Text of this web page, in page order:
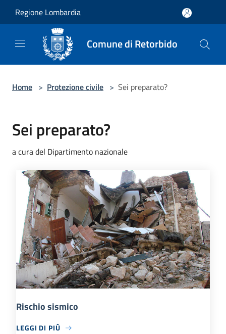
Regione Lombardia
Comune di Retorbido
Home > Protezione civile > Sei preparato?
Sei preparato?
a cura del Dipartimento nazionale
Rischio sismico
LEGGI DI PIÙ